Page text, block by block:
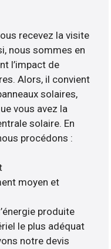
recevez la visite
nous sommes en
l’impact de
Alors, il convient
solaires,
vous avez la
solaire. En
procédons :
moyen et
produite
le plus adéquat
notre devis